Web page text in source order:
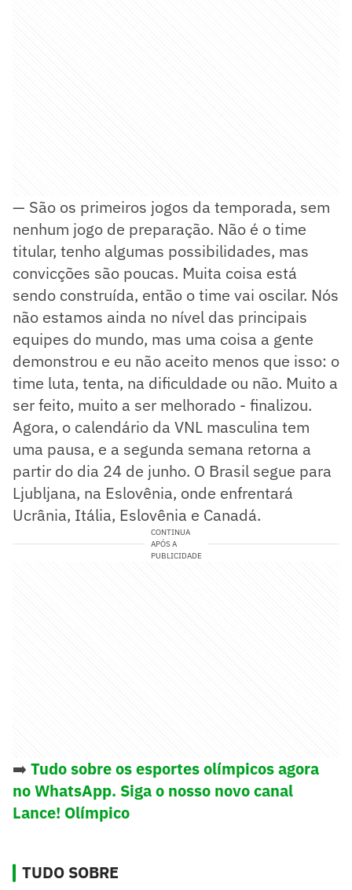
— São os primeiros jogos da temporada, sem
nenhum jogo de preparação. Não é o time
titular, tenho algumas possibilidades, mas
convicções são poucas. Muita coisa está
sendo construída, então o time vai oscilar. Nós
não estamos ainda no nível das principais
equipes do mundo, mas uma coisa a gente
demonstrou e eu não aceito menos que isso: o
time luta, tenta, na dificuldade ou não. Muito a
ser feito, muito a ser melhorado - finalizou.
Agora, o calendário da VNL masculina tem
uma pausa, e a segunda semana retorna a
partir do dia 24 de junho. O Brasil segue para
Ljubljana, na Eslovênia, onde enfrentará
Ucrânia, Itália, Eslovênia e Canadá.
CONTINUA
APÓS A
PUBLICIDADE
➡️ Tudo sobre os esportes olímpicos agora
no WhatsApp. Siga o nosso novo canal
Lance! Olímpico
TUDO SOBRE